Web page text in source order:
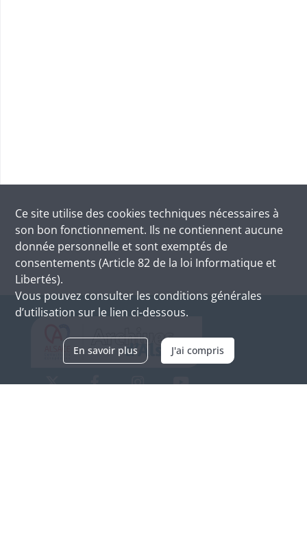
Ce site utilise des cookies techniques nécessaires à
son bon fonctionnement. Ils ne contiennent aucune
donnée personnelle et sont exemptés de
consentements (Article 82 de la loi Informatique et
Libertés).
Vous pouvez consulter les conditions générales
d’utilisation sur le lien ci-dessous.
En savoir plus J'ai compris